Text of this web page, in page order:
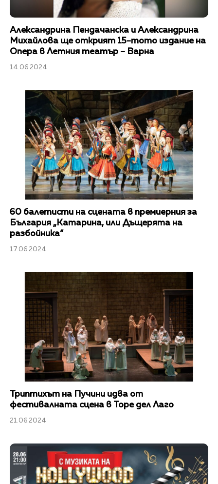
Александрина Пендачанска и Александрина
Михайлова ще открият 15-тото издание на
Опера в Летния театър – Варна
14.06.2024
60 балетисти на сцената в премиерния за
България „Катарина, или Дъщерята на
разбойника“
17.06.2024
Триптихът на Пучини идва от
фестивалната сцена в Торе дел Лаго
21.06.2024